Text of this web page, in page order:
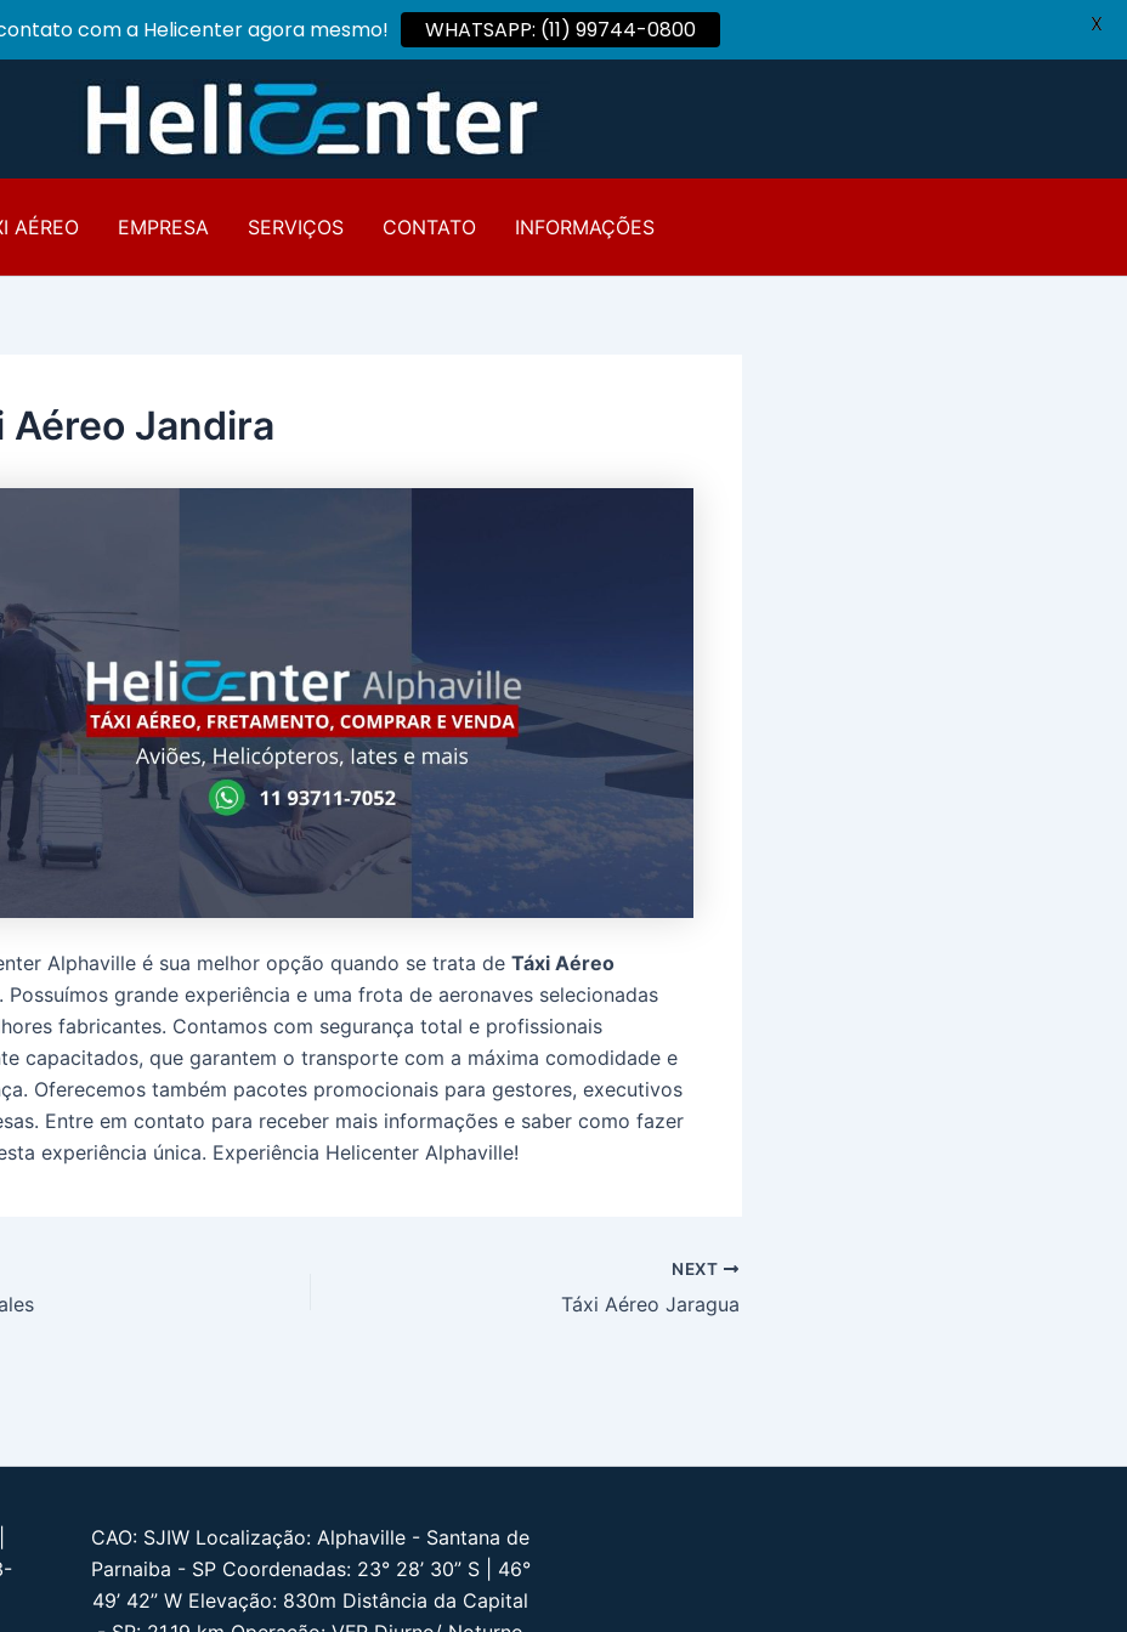
AÉREO EMPRESA SERVIÇOS CONTATO INFORMAÇÕES
Aéreo Jandira
Alphaville é sua melhor opção quando se trata de Táxi Aéreo
. Possuímos grande experiência e uma frota de aeronaves selecionadas
fabricantes. Contamos com segurança total e profissionais
capacitados, que garantem o transporte com a máxima comodidade e
Oferecemos também pacotes promocionais para gestores, executivos
Entre em contato para receber mais informações e saber como fazer
experiência única. Experiência Helicenter Alphaville!
NEXT
Táxi Aéreo Jaragua
CAO: SJIW Localização: Alphaville - Santana de
Parnaiba - SP Coordenadas: 23° 28’ 30” S | 46°
49’ 42” W Elevação: 830m Distância da Capital
com a Helicenter agora mesmo! WHATSAPP: (11) 99744-0800 X